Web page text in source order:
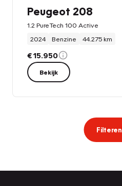
Peugeot 208
1.2 PureTech 100 Active
2024
Benzine 44.275 km
€ 15.950
Bekijk
Filteren